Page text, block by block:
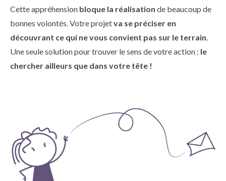
Cette appréhension bloque la réalisation de beaucoup de
bonnes volontés. Votre projetva se préciser en
découvrant ce qui ne vous convient pas sur le terrain.
Une seule solution pour trouver le sens de votre action : le
chercher ailleurs que dans votre tête !